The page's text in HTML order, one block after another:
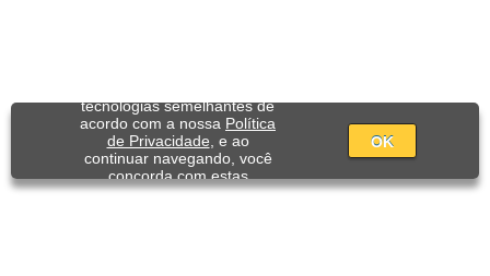
tecnologias semelhantes de
acordo com a nossa Política
de Privacidade , e ao
continuar navegando, você
concorda com estas
condições.
OK